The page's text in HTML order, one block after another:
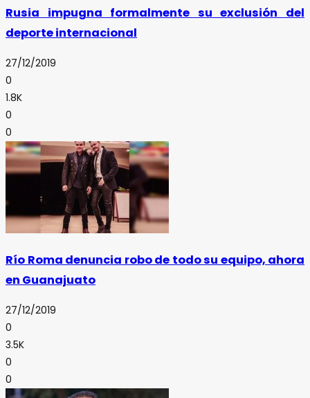
Rusia impugna formalmente su exclusión del
deporte internacional
27/12/2019
0
1.8K
0
0
Río Roma denuncia robo de todo su equipo, ahora
en Guanajuato
27/12/2019
0
3.5K
0
0